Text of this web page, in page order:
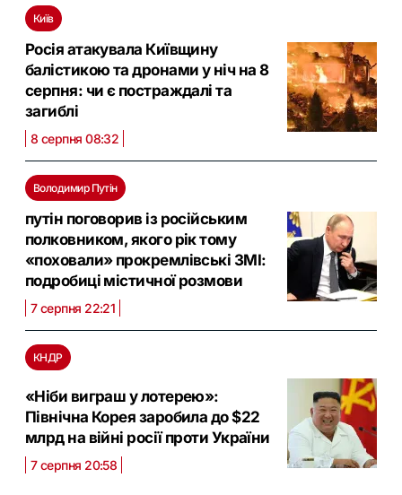
Київ
Росія атакувала Київщину
балістикою та дронами у ніч на 8
серпня: чи є постраждалі та
загиблі
8 серпня 08:32
Володимир Путін
путін поговорив із російським
полковником, якого рік тому
«поховали» прокремлівські ЗМІ:
подробиці містичної розмови
7 серпня 22:21
КНДР
«Ніби виграш у лотерею»:
Північна Корея заробила до $22
млрд на війні росії проти України
7 серпня 20:58